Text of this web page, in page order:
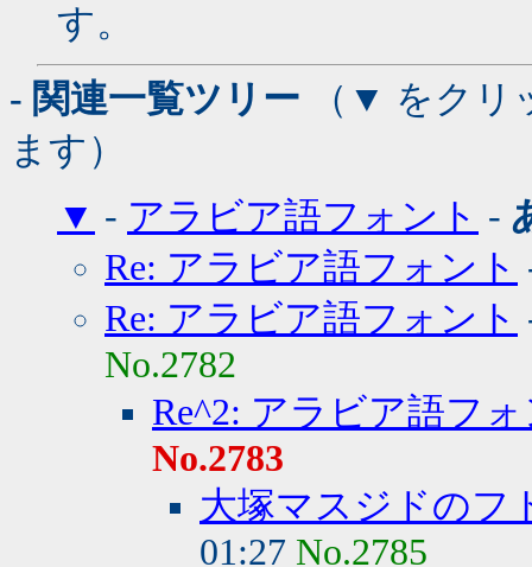
す。
- 関連一覧ツリー （▼ をクリ
ます）
▼ - アラビア語フォント -
Re: アラビア語フォント
Re: アラビア語フォント
No.2782
Re^2: アラビア語フ
No.2783
大塚マスジドのフ
01:27 No.2785